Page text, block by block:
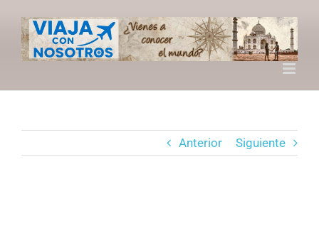
contenido
Anterior Siguiente